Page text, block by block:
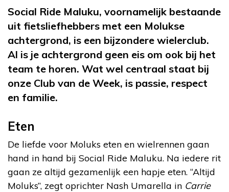
Social Ride Maluku, voornamelijk bestaande
uit fietsliefhebbers met een Molukse
achtergrond, is een bijzondere wielerclub.
Al is je achtergrond geen eis om ook bij het
team te horen. Wat wel centraal staat bij
onze Club van de Week, is passie, respect
en familie.
Eten
De liefde voor Moluks eten en wielrennen gaan
hand in hand bij Social Ride Maluku. Na iedere rit
gaan ze altijd gezamenlijk een hapje eten. “Altijd
Moluks”, zegt oprichter Nash Umarella in Carrie